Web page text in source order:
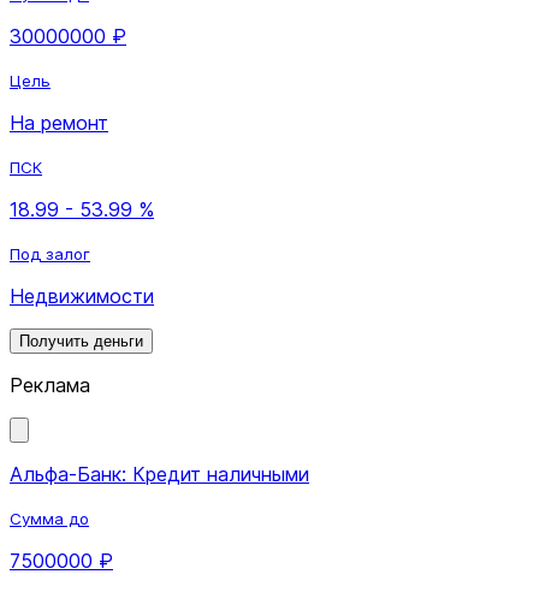
30000000 ₽
Цель
На ремонт
ПСК
18.99 - 53.99 %
Под залог
Недвижимости
Получить деньги
Реклама
Альфа-Банк: Кредит наличными
Сумма до
7500000 ₽